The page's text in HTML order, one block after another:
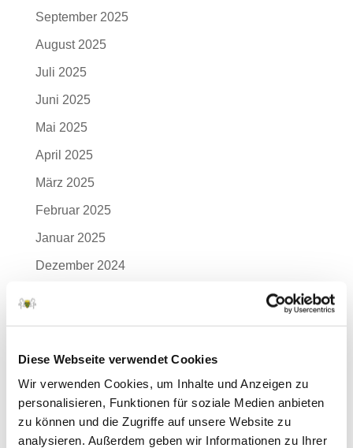
Diese Webseite verwendet Cookies
Wir verwenden Cookies, um Inhalte und Anzeigen zu
personalisieren, Funktionen für soziale Medien anbieten
zu können und die Zugriffe auf unsere Website zu
analysieren. Außerdem geben wir Informationen zu Ihrer
September 2025
August 2025
Juli 2025
Juni 2025
Mai 2025
April 2025
März 2025
Februar 2025
Januar 2025
Dezember 2024
Juli 2024